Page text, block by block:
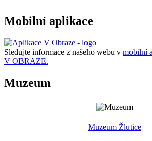
Mobilní aplikace
Sledujte informace z našeho webu v mobilní
V OBRAZE.
Muzeum
Muzeum Žlutice